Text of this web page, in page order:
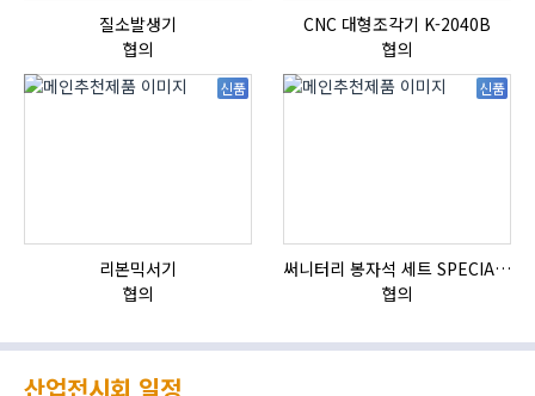
질소발생기
협의
CNC 대형조각기 K-2040B
협의
신품
리본믹서기
협의
신품
써니터리 봉자석 세트 SPECIAL , 봉자석 , 자석봉 , 호퍼용자석 , 전자석
협의
산업전시회 일정